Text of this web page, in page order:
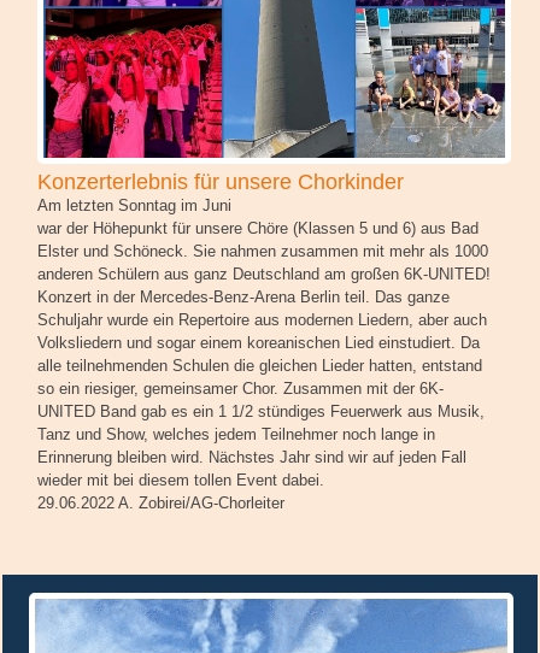
Konzerterlebnis für unsere Chorkinder
Am letzten Sonntag im Juni
war der Höhepunkt für unsere Chöre (Klassen 5 und 6) aus Bad
Elster und Schöneck. Sie nahmen zusammen mit mehr als 1000
anderen Schülern aus ganz Deutschland am großen 6K-UNITED!
Konzert in der Mercedes-Benz-Arena Berlin teil. Das ganze
Schuljahr wurde ein Repertoire aus modernen Liedern, aber auch
Volksliedern und sogar einem koreanischen Lied einstudiert. Da
alle teilnehmenden Schulen die gleichen Lieder hatten, entstand
so ein riesiger, gemeinsamer Chor. Zusammen mit der 6K-
UNITED Band gab es ein 1 1/2 stündiges Feuerwerk aus Musik,
Tanz und Show, welches jedem Teilnehmer noch lange in
Erinnerung bleiben wird. Nächstes Jahr sind wir auf jeden Fall
wieder mit bei diesem tollen Event dabei.
29.06.2022 A. Zobirei/AG-Chorleiter